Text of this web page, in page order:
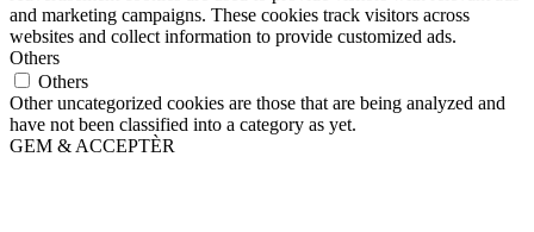
and marketing campaigns. These cookies track visitors across
websites and collect information to provide customized ads.
Others
Others
Other uncategorized cookies are those that are being analyzed and
have not been classified into a category as yet.
GEM & ACCEPTÈR